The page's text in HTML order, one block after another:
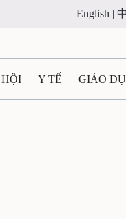
English |
HỘI Y TẾ GIÁO
CÁO